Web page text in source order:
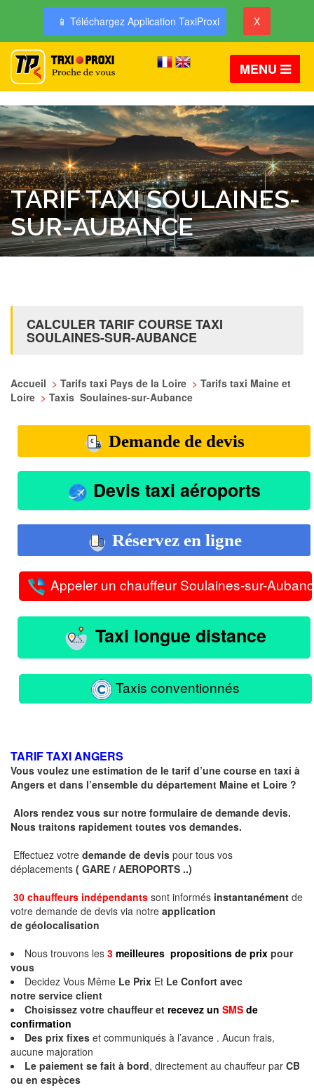
📱 Téléchargez Application TaxiProxi X
MENU
TARIF TAXI SOULAINES-
SUR-AUBANCE
CALCULER TARIF COURSE TAXI
SOULAINES-SUR-AUBANCE
Accueil > Tarifs taxi Pays de la Loire > Tarifs taxi Maine et
Loire > Taxis Soulaines-sur-Aubance
Demande de devis
Devis taxi aéroports
Réservez en ligne
Appeler un chauffeur Soulaines-sur-
Taxi longue distance
Taxis conventionnés
TARIF TAXI ANGERS
Vous voulez une estimation de le tarif d’une course en taxi à
Angers et dans l’ensemble du département Maine et Loire ?
Alors rendez vous sur notre formulaire de demande devis.
Nous traitons rapidement toutes vos demandes.
Effectuez votre demande de devis pour tous vos
déplacements ( GARE / AEROPORTS ..)
30 chauffeurs indépendants sont informés instantanément de
votre demande de devis via notre application
de géolocalisation
Nous trouvons les 3 meilleures propositions de prix pour
vous
Decidez Vous Même Le Prix Et Le Confort avec
notre service client
Choisissez votre chauffeur et recevez un SMS de
confirmation
Des prix fixes et communiqués à l’avance . Aucun frais,
aucune majoration
Le paiement se fait à bord, directement au chauffeur par CB
ou en espèces